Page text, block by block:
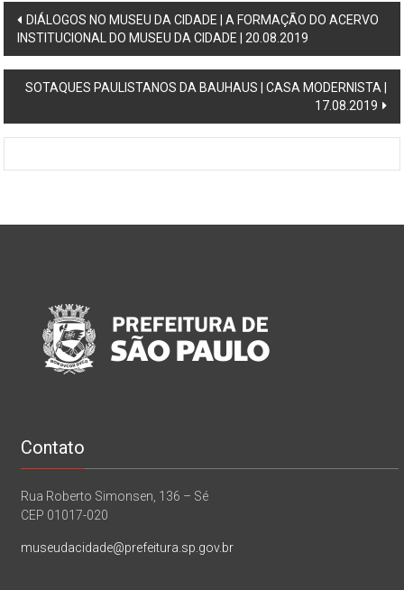
Post
navigation
DIÁLOGOS NO MUSEU DA CIDADE | A FORMAÇÃO DO ACERVO
INSTITUCIONAL DO MUSEU DA CIDADE | 20.08.2019
SOTAQUES PAULISTANOS DA BAUHAUS | CASA MODERNISTA |
17.08.2019
Contato
Rua Roberto Simonsen, 136 – Sé
CEP 01017-020
museudacidade@prefeitura.sp.gov.br